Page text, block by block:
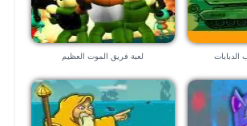
لعبة فريق الموت العظيم